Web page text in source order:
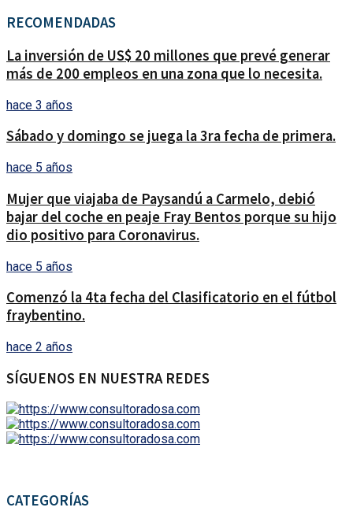
RECOMENDADAS
La inversión de US$ 20 millones que prevé generar
más de 200 empleos en una zona que lo necesita.
hace 3 años
Sábado y domingo se juega la 3ra fecha de primera.
hace 5 años
Mujer que viajaba de Paysandú a Carmelo, debió
bajar del coche en peaje Fray Bentos porque su hijo
dio positivo para Coronavirus.
hace 5 años
Comenzó la 4ta fecha del Clasificatorio en el fútbol
fraybentino.
hace 2 años
SÍGUENOS EN NUESTRA REDES
CATEGORÍAS